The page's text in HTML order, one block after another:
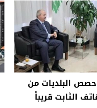
حصص البلديات من
الثابت قريباً